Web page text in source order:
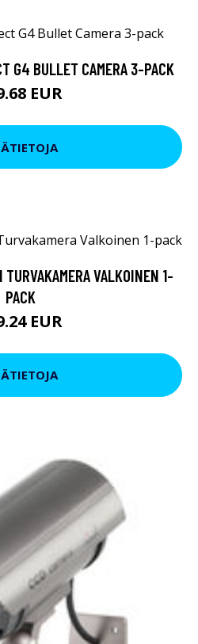
G4 BULLET CAMERA 3-PACK
EUR
VALKOINEN 1-
PACK
EUR